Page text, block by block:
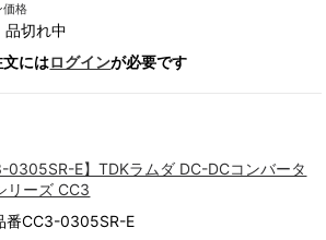
価格
品切れ中
文にはログインが必要です
0305SR-E】TDKラムダ DC-DCコンバータ
リーズ CC3
番CC3-0305SR-E